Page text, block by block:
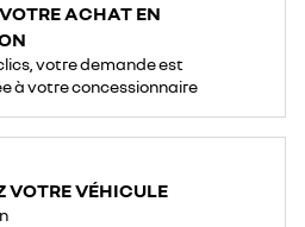
ACHAT EN
votre demande est
à votre concessionnaire
VOTRE VÉHICULE